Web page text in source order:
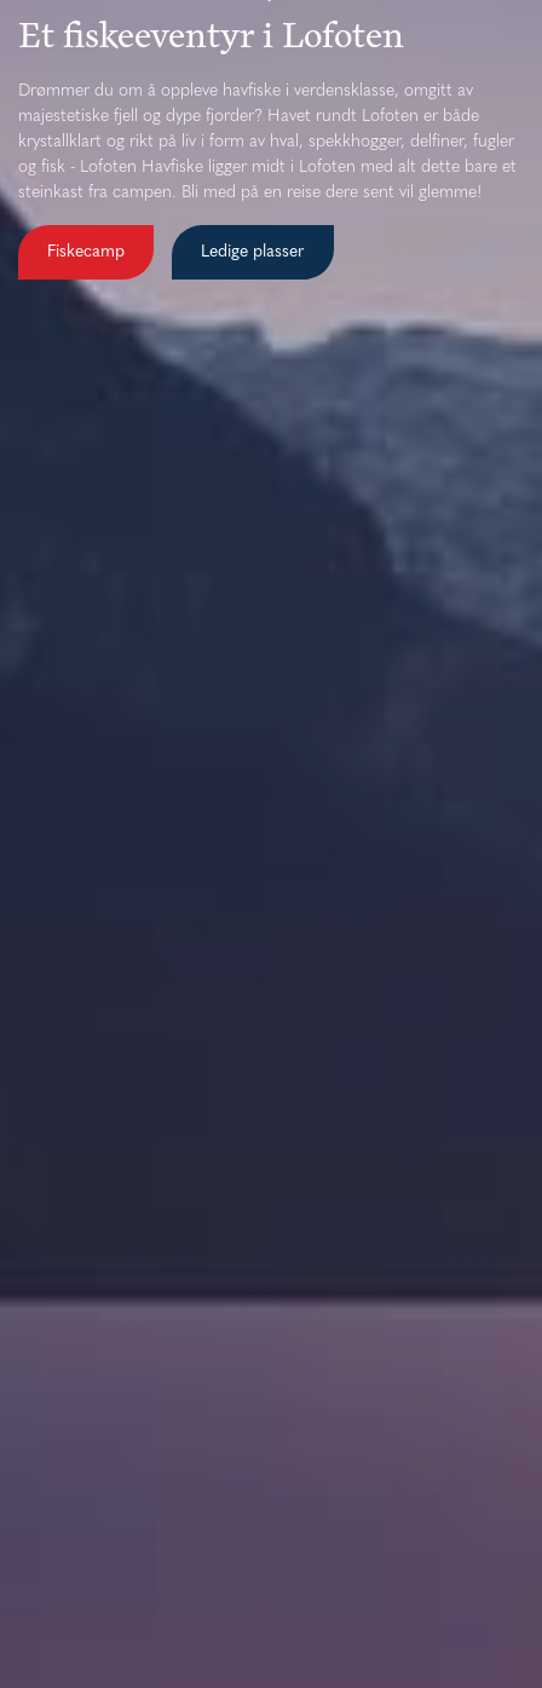
Et fiskeeventyr i Lofoten
Drømmer du om å oppleve havfiske i verdensklasse, omgitt av
majestetiske fjell og dype fjorder? Havet rundt Lofoten er både
krystallklart og rikt på liv i form av hval, spekkhogger, delfiner, fugler
og fisk - Lofoten Havfiske ligger midt i Lofoten med alt dette bare et
steinkast fra campen. Bli med på en reise dere sent vil glemme!
Fiskecamp Ledige plasser